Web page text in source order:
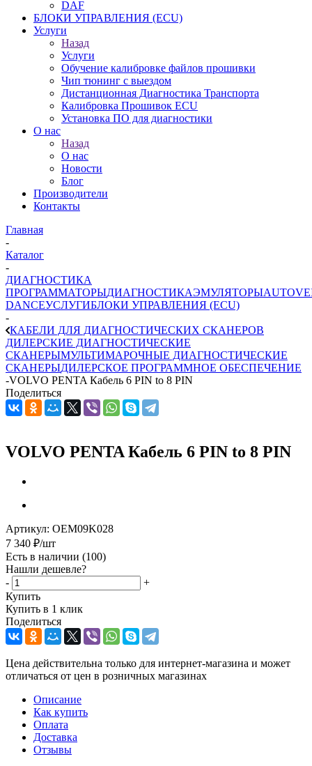
DAF
БЛОКИ УПРАВЛЕНИЯ (ECU)
Услуги
Назад
Услуги
Обучение калибровке файлов прошивки
Чип тюнинг с выездом
Дистанционная Диагностика Транспорта
Калибровка Прошивок ECU
Установка ПО для диагностики
О нас
Назад
О нас
Новости
Блог
Производители
Контакты
Главная
-
Каталог
-
ДИАГНОСТИКА
ПРОГРАММАТОРЫДИАГНОСТИКАЭМУЛЯТОРЫ
DANCEУСЛУГИБЛОКИ УПРАВЛЕНИЯ (ECU)
-
КАБЕЛИ ДЛЯ ДИАГНОСТИЧЕСКИХ СКАНЕРОВ
ДИЛЕРСКИЕ ДИАГНОСТИЧЕСКИЕ
СКАНЕРЫМУЛЬТИМАРОЧНЫЕ ДИАГНОСТИЧЕСКИЕ
СКАНЕРЫДИЛЕРСКОЕ ПРОГРАММНОЕ ОБЕСПЕЧЕНИЕ
-VOLVO PENTA Кабель 6 PIN to 8 PIN
Поделиться
VOLVO PENTA Кабель 6 PIN to 8 PIN
Артикул: OEM09K028
7 340 ₽/шт
Есть в наличии (100)
Нашли дешевле?
-
+
Купить
Купить в 1 клик
Поделиться
Цена действительна только для интернет-магазина и может
отличаться от цен в розничных магазинах
Описание
Как купить
Оплата
Доставка
Отзывы